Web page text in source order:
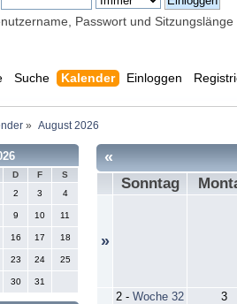
Passwort und Sitzungslänge
Suche Kalender Einloggen
» August 2026
D F
S
2 3 4
9 10 11
16 17 18
23 24 25
30 31
«
Sonntag
»
2 - Woche 32 3